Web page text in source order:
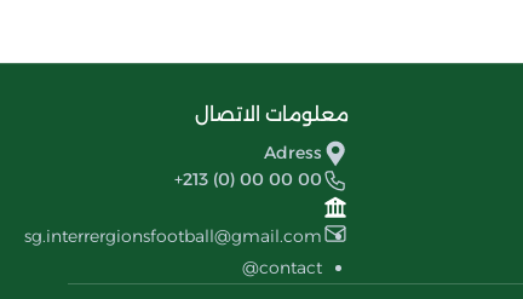
معلومات الاتصال
Adress
+213 (0) 00 00 00
sg.interrergionsfootball@gmail.com
contact@